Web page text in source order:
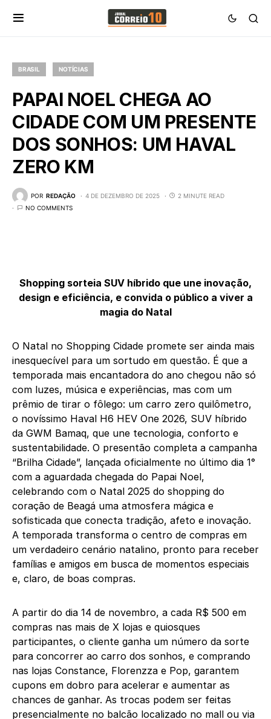
BRASIL NOTÍCIAS
PAPAI NOEL CHEGA AO
CIDADE COM UM PRESENTE
DOS SONHOS: UM HAVAL
ZERO KM
POR REDAÇÃO 4 DE DEZEMBRO DE 2025
2 MINUTE READ
NO COMMENTS
Shopping sorteia SUV híbrido que une inovação,
design e eficiência, e convida o público a viver a
magia do Natal
O Natal no Shopping Cidade promete ser ainda mais
inesquecível para um sortudo em questão. É que a
temporada mais encantadora do ano chegou não só
com luzes, música e experiências, mas com um
prêmio de tirar o fôlego: um carro zero quilômetro,
o novíssimo Haval H6 HEV One 2026, SUV híbrido
da GWM Bamaq, que une tecnologia, conforto e
sustentabilidade. O presentão completa a campanha
“Brilha Cidade”, lançada oficialmente no último dia 1°
com a aguardada chegada do Papai Noel,
celebrando com o Natal 2025 do shopping do
coração de Beagá uma atmosfera mágica e
sofisticada que conecta tradição, afeto e inovação.
A temporada transforma o centro de compras em
um verdadeiro cenário natalino, pronto para receber
famílias e amigos em busca de momentos especiais
e, claro, de boas compras.
A partir do dia 14 de novembro, a cada R$ 500 em
compras nas mais de X lojas e quiosques
participantes, o cliente ganha um número da sorte
para concorrer ao carro dos sonhos, e comprando
nas lojas Constance, Florenzza e Pop, garantem
cupons em dobro para acelerar e aumentar as
chances de ganhar. As trocas podem ser feitas
presencialmente no balcão localizado no mall ou via